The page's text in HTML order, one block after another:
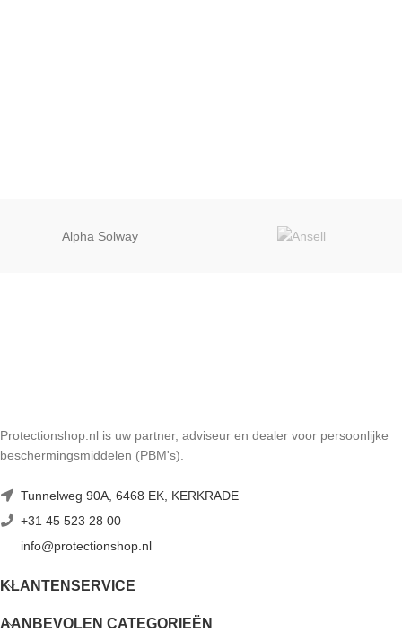
Alpha Solway
Protectionshop.nl is uw partner, adviseur en dealer voor persoonlijke
beschermingsmiddelen (PBM's).
Tunnelweg 90A, 6468 EK, KERKRADE
+31 45 523 28 00
info@protectionshop.nl
KLANTENSERVICE
AANBEVOLEN CATEGORIEËN